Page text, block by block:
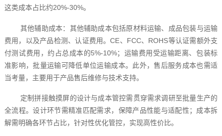
这类成本占比约20%-30%。
其他辅助成本：其他辅助成本包括原材料运输、成品包装与运输
费用，以及产品检测、认证费用。CE、FCC、ROHS等认证需额外支
付测试费用，约占总成本的5%-10%；运输费用受运输距离、包装标
准影响，批量运输可降低单位运输成本。此外，售后服务成本也需适
当考量，主要用于产品售后维修与技术支持。
定制拼接触摸屏的设计与成本管控需贯穿需求调研至批量生产的
全流程。设计环节需精准匹配需求，保障产品性能与适配性；成本拆
解需明确各环节占比，针对性优化管控，实现高性价比。